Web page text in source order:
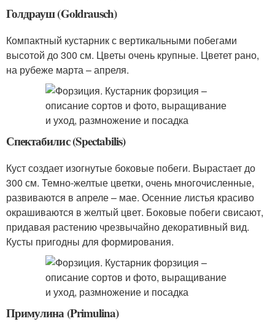
Голдрауш (Goldrausch)
Компактный кустарник с вертикальными побегами
высотой до 300 см. Цветы очень крупные. Цветет рано,
на рубеже марта – апреля.
Спектабилис (Spectabilis)
Куст создает изогнутые боковые побеги. Вырастает до
300 см. Темно-желтые цветки, очень многочисленные,
развиваются в апреле – мае. Осенние листья красиво
окрашиваются в желтый цвет. Боковые побеги свисают,
придавая растению чрезвычайно декоративный вид.
Кусты пригодны для формирования.
Примулина (Primulina)